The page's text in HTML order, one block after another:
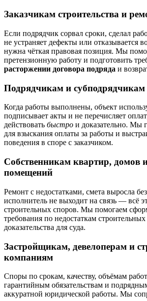
Заказчикам строительства и
Если подрядчик сорвал сроки, сделал
не устраняет дефекты или отказывается
нужна чёткая правовая позиция. Мы
претензионную работу и подготовить
расторжении договора подряда и
Подрядчикам и субподрядчикам
Когда работы выполнены, объект
подписывает акты и не перечисляет
действовать быстро и доказательно. Мы
для взыскания оплаты за работы и
поведения в споре с заказчиком.
Собственникам квартир, домов
помещений
Ремонт с недостатками, смета выросла
исполнитель не выходит на связь — всё
строительных споров. Мы помогаем
требования по недостаткам строительных
доказательства для суда.
Застройщикам, девелоперам и
компаниям
Споры по срокам, качеству, объёмам
гарантийным обязательствам и
аккуратной юридической работы. Мы